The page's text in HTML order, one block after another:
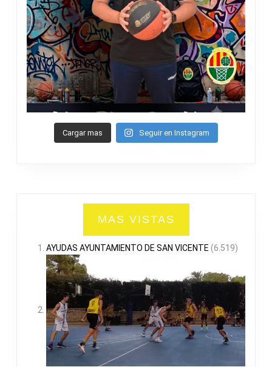
Cargar mas Seguir en Instagram
MAS VISTAS
AYUDAS AYUNTAMIENTO DE SAN VICENTE (6.519)